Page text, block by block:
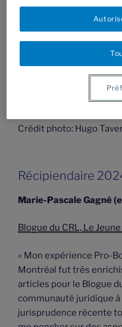
PRIX DU JUGE EN
Le Prix du juge en chef
un étudiant ou une
leadership
en offrant des services
personnes et aux
obstacles en matière
Crédit photo: Hugo
Récipiendaire
Marie-Pascale Gagné
Blogue du CRL, Le
« Mon expérience Pro-
Montréal fut très
articles pour le Blogue
communauté juridique à
jurisprudence récente